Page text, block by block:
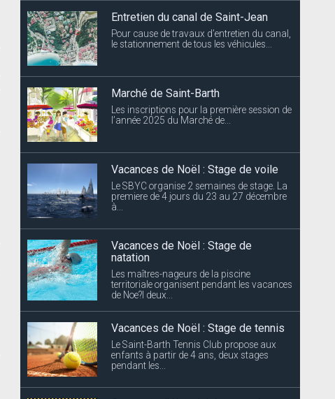
Entretien du canal de Saint-Jean
Pour cause de travaux d’entretien du canal,
le stationnement de tous les véhicules...
Marché de Saint-Barth
Les inscriptions pour la première session de
l’année 2025 du Marché de...
Vacances de Noël : Stage de voile
Le SBYC organise 2 semaines de stage. La
premiere de 4 jours du 23 au 27 décembre
à...
Vacances de Noël : Stage de
natation
Les maîtres-nageurs de la piscine
territoriale organisent pendant les vacances
de Noe?l deux...
Vacances de Noël : Stage de tennis
Le Saint-Barth Tennis Club propose aux
enfants à partir de 4 ans, deux stages
pendant les...